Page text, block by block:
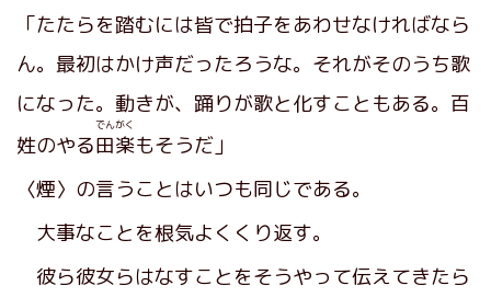
「たたらを踏むには皆で拍子をあわせなければなら
ん。最初はかけ声だったろうな。それがそのうち歌
になった。動きが、踊りが歌と化すこともある。百
姓のやる田楽
でんがく
もそうだ」
〈煙〉の言うことはいつも同じである。
大事なことを根気よくくり返す。
彼ら彼女らはなすことをそうやって伝えてきたら